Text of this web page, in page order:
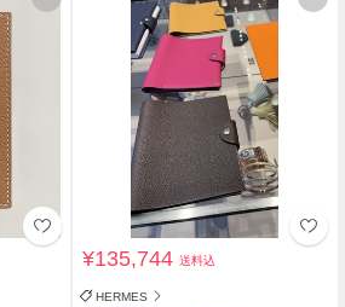
¥135,744送料込
HERMES